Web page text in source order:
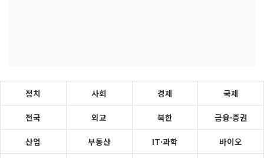
정치 사회 경제 국제
전국 외교 북한 금융·증권
산업 부동산 IT·과학 바이오